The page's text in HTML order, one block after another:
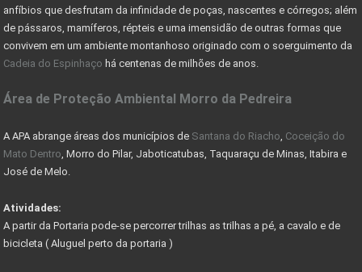
CADASTRO AMBIENTAL RURAL (CAR) -
COMO ESCOLHER UM LOTE OU TERRENO PARA COMPRAR
Nevis Sociedade de Responsabilidade Limitada (LLC)
AS VANTAGENS DE UMA HOLDING FAMILIAR - CONHEÇA
DER AUTORIZA CONSTRUÇÃO DE PONTE RIO DAS VELHAS
COMO RESOLVER PROBLEMAS C/ DOCUMENTAÇÃO DE IMÓVEIS
COMO FUNCIONA COMISSÃO DO CORRETOR DE IMÓVEIS
anfíbios que desfrutam da infinidade de poças, nascentes e córregos; além
de pássaros, mamíferos, répteis e uma imensidão de outras formas que
convivem em um ambiente montanhoso originado com o soerguimento da
Cadeia do Espinhaço há centenas de milhões de anos.
Área de Proteção Ambiental Morro da Pedreira
A APA abrange áreas dos municípios de Santana do Riacho, Coceição do
Mato Dentro, Morro do Pilar, Jaboticatubas, Taquaraçu de Minas, Itabira e
José de Melo.
Atividades:
A partir da Portaria pode-se percorrer trilhas as trilhas a pé, a cavalo e de
bicicleta ( Aluguel perto da portaria )